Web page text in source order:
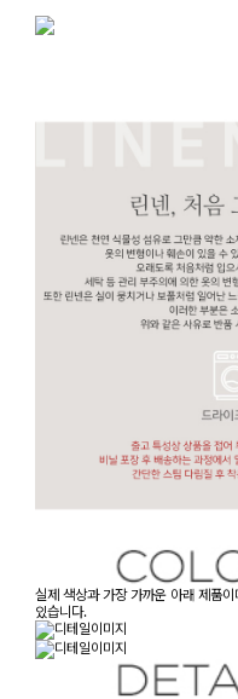
실제 색상과 가장 가까운 아래 제품
있습니다.